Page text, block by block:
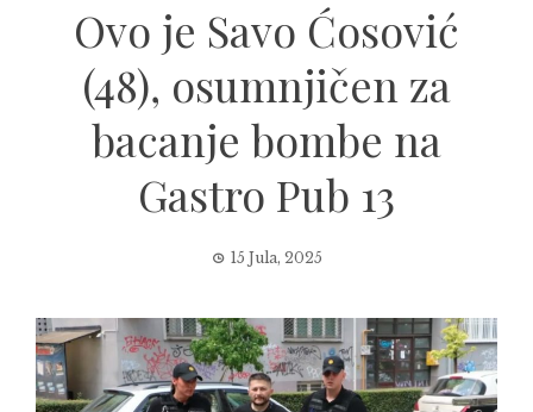
Ovo je Savo Ćosović
(48), osumnjičen za
bacanje bombe na
Gastro Pub 13
15 Jula, 2025